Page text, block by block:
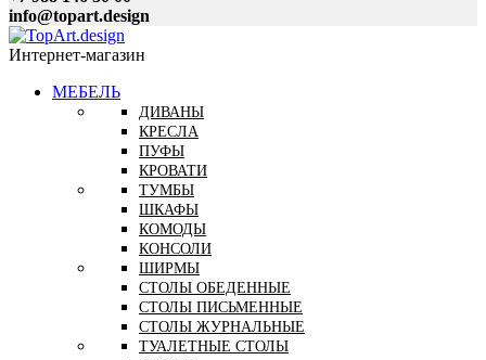
info@topart.design
Интернет-магазин
МЕБЕЛЬ
ДИВАНЫ
КРЕСЛА
ПУФЫ
КРОВАТИ
ТУМБЫ
ШКАФЫ
КОМОДЫ
КОНСОЛИ
ШИРМЫ
СТОЛЫ ОБЕДЕННЫЕ
СТОЛЫ ПИСЬМЕННЫЕ
СТОЛЫ ЖУРНАЛЬНЫЕ
ТУАЛЕТНЫЕ СТОЛЫ